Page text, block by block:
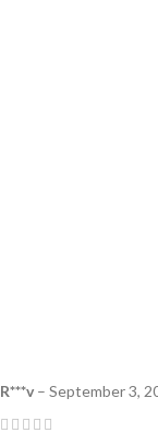
R***v – September 3,